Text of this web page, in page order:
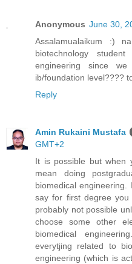
Anonymous June 30,
Assalamualaikum :)
biotechnology
engineering since
ib/foundation level????
Reply
Amin Rukaini Mustafa
GMT+2
It is possible but when
mean doing
biomedical
say for first degree
probably not possible
choose some other
biomedical
everytjing related to
engineering (which is